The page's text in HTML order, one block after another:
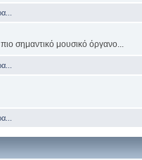
σημαντικό μουσικό όργανο...